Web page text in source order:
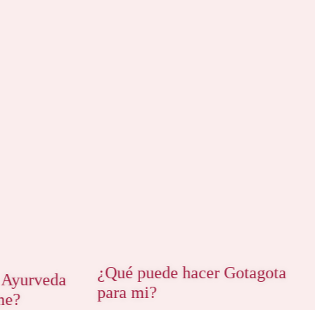
¿Qué puede hacer Gotagota
para mi?